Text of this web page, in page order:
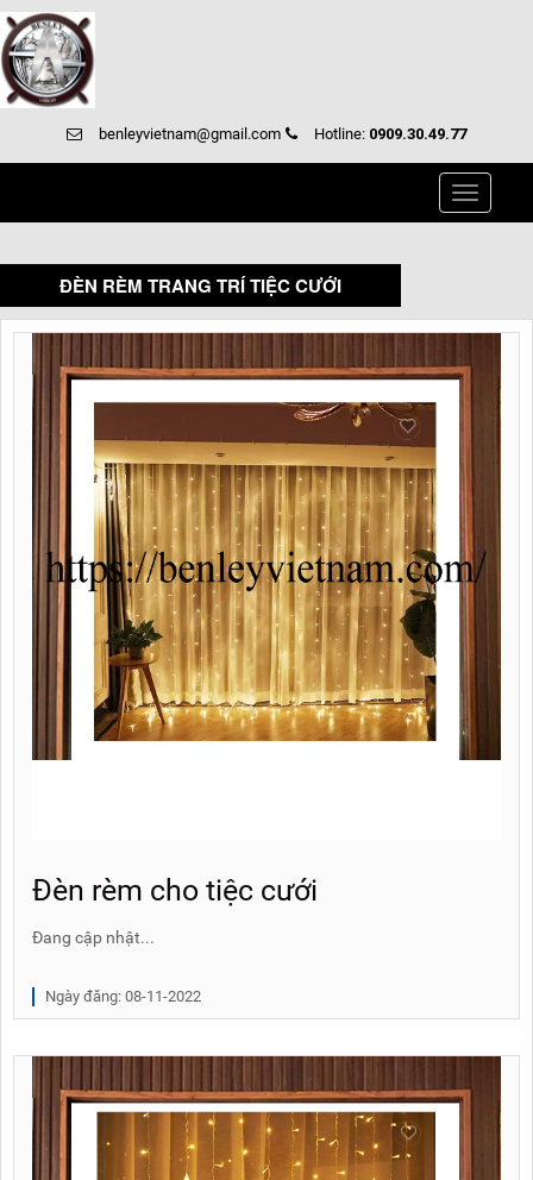
benleyvietnam@gmail.com Hotline: 0909.30.49.77
Toggle
ĐÈN RÈM TRANG TRÍ TIỆC CƯỚI
Đèn rèm cho tiệc cưới
Đang cập nhật...
Ngày đăng: 08-11-2022